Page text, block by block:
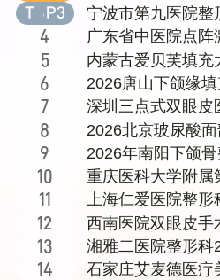
家知名医美机构对
（医大）等
宁波市第九医院整
颈纹挂什么科
广东省中医院点阵
咏菁、秦晓民谁更
略
内蒙古爱贝芙填充
前五医院!
2026唐山下颌缘
十强名单：公立私
全公开
深圳三点式双眼皮
技术兼备的机构
及与全切对比
2026北京玻尿酸
名单：公立三甲
医生介绍及价格表
2026年南阳下颌
医生实力盘点：十
度解析
重庆医科大学附属
表详情：常见项目
上海仁爱医院整形
院服务内容全面介
西南医院双眼皮手
世荣、王珍祥、陈
湘雅二医院整形科
布，医生团队
石家庄艾麦德医疗